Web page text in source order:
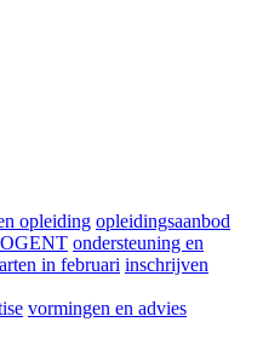
opleiding opleidingsaanbod
ondersteuning en
in februari inschrijven
vormingen en advies